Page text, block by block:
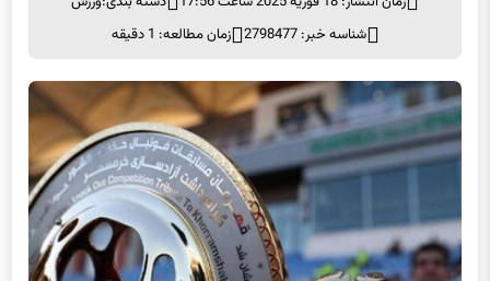
شناسه خبر: 2798477
زمان مطالعه: 1 دقیقه